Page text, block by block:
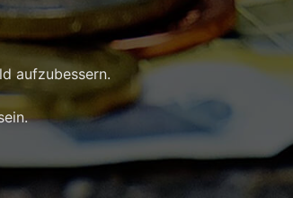
aufzubessern.